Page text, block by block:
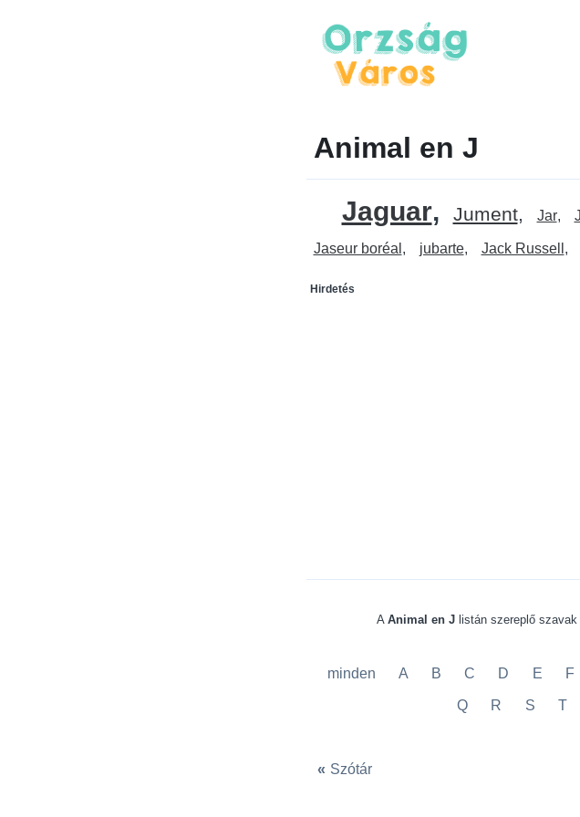
Animal en J
Jaguar Jument Jar
Jaseur boréal jubarte Jack Russell
Hirdetés
A Animal en Jlistán szereplő szavak
minden A B C D E F
Q R S T
« Szótár